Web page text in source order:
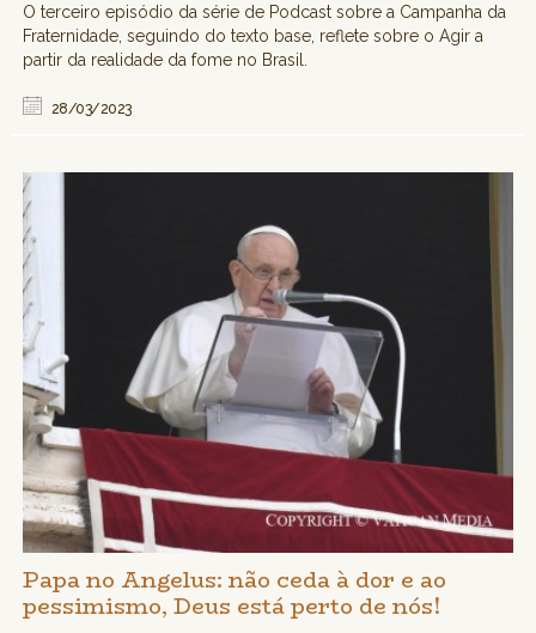
O terceiro episódio da série de Podcast sobre a Campanha da
Fraternidade, seguindo do texto base, reflete sobre o Agir a
partir da realidade da fome no Brasil.
28/03/2023
Papa no Angelus: não ceda à dor e ao
pessimismo, Deus está perto de nós!